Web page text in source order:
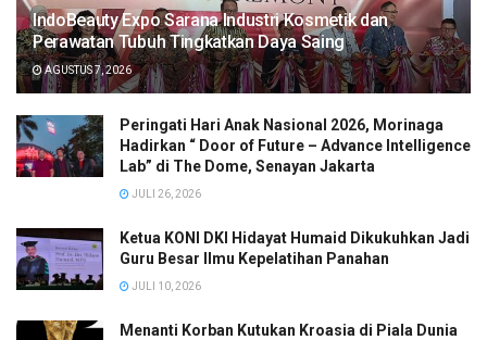
IndoBeauty Expo Sarana Industri Kosmetik dan
Perawatan Tubuh Tingkatkan Daya Saing
AGUSTUS 7, 2026
Peringati Hari Anak Nasional 2026, Morinaga
Hadirkan “ Door of Future – Advance Intelligence
Lab” di The Dome, Senayan Jakarta
JULI 26, 2026
Ketua KONI DKI Hidayat Humaid Dikukuhkan Jadi
Guru Besar Ilmu Kepelatihan Panahan
JULI 10, 2026
Menanti Korban Kutukan Kroasia di Piala Dunia